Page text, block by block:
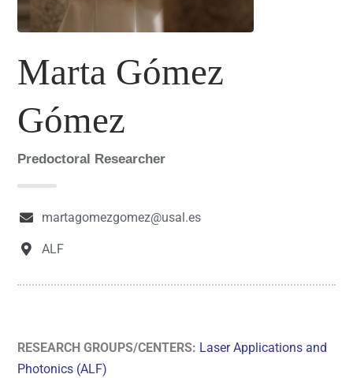
Marta Gómez
Gómez
Predoctoral Researcher
martagomezgomez@usal.es
ALF
RESEARCH GROUPS/CENTERS: Laser Applications and
Photonics (ALF)